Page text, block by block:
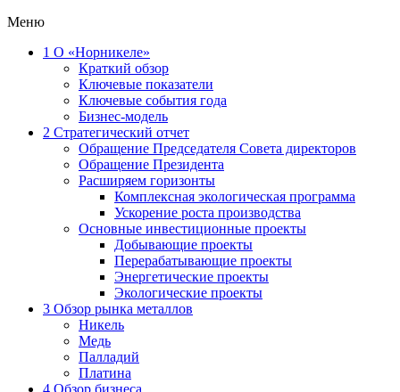
Меню
1 О «Норникеле»
Краткий обзор
Ключевые показатели
Ключевые события года
Бизнес-модель
2 Стратегический отчет
Обращение Председателя Совета директоров
Обращение Президента
Расширяем горизонты
Комплексная экологическая программа
Ускорение роста производства
Основные инвестиционные проекты
Добывающие проекты
Перерабатывающие проекты
Энергетические проекты
Экологические проекты
3 Обзор рынка металлов
Никель
Медь
Палладий
Платина
4 Обзор бизнеса